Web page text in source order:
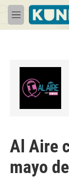
Skip to main
M
e
Al Aire
mayo